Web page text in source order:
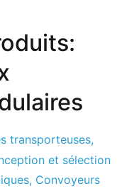
transporteuses,
et sélection
, Convoyeurs